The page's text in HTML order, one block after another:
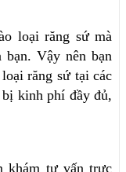
loại răng sứ mà
bạn. Vậy nên bạn
răng sứ tại các
bị kinh phí đầy đủ,
khám tư vấn trực